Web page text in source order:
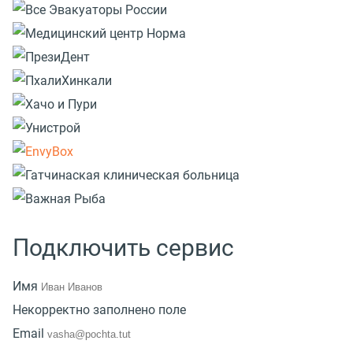
Подключить сервис
Имя
Некорректно заполнено поле
Email